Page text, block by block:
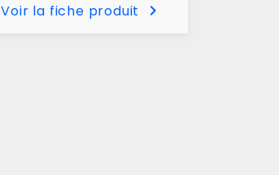
Voir la fiche produit chevron_right